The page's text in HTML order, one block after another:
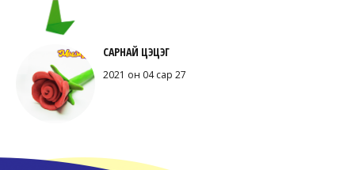
САРНАЙ ЦЭЦЭГ
2021 он 04 сар 27